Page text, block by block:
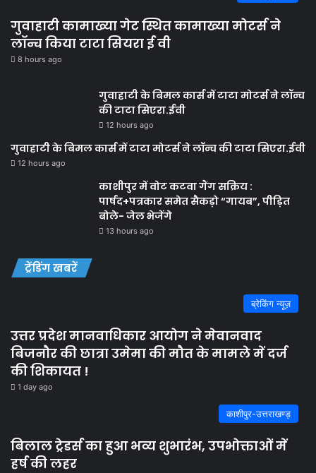
गुवाहाटी कामाख्या गेट स्थित कामाख्या मोटर्स ने
लॉन्च किया टाटा सियरा ई वी
8 hours ago
गुवाहाटी के बिमल कार्स में टाटा मोटर्स ने लॉन्च
की टाटा सिएरा.ईवी
12 hours ago
गुवाहाटी के बिमल कार्स में टाटा मोटर्स ने लॉन्च की टाटा सिएरा.ईवी
12 hours ago
काशीपुर में वोट कटवा गैंग सक्रिय :
पार्षद+पत्रकार समेत सैकड़ो “गायब”, पीड़ित
बोले- जेल भेजेंगे
13 hours ago
ट्रेंडिंग खबरें
ब्रेकिंग न्यूज़
उत्तर प्रदेश मानवाधिकार आयोग ने मेवानवाद
बिजनौर की छात्रा उमेमा की मौत के मामले में दर्ज
की शिकायत !
1 day ago
काशीपुर-उत्तराखण्ड़
बिलाल ट्रेडर्स का हुआ भव्य शुभारंभ, उपभोक्ताओं में
हर्ष की लहर